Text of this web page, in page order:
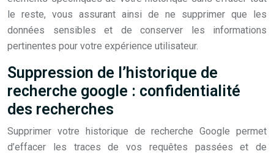
le reste, vous assurant ainsi de ne supprimer que les
données sensibles et de conserver les informations
pertinentes pour votre expérience utilisateur.
Suppression de l’historique de
recherche google : confidentialité
des recherches
Supprimer votre historique de recherche Google permet
d’effacer les traces de vos requêtes passées et de